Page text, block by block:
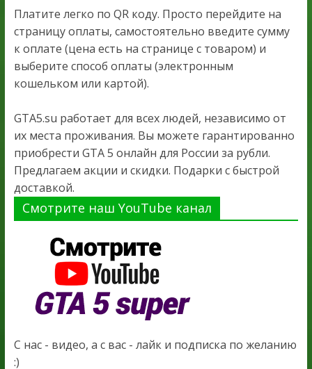
Платите легко по QR коду. Просто перейдите на
страницу оплаты, самостоятельно введите сумму
к оплате (цена есть на странице с товаром) и
выберите способ оплаты (электронным
кошельком или картой).
GTA5.su работает для всех людей, независимо от
их места проживания. Вы можете гарантированно
приобрести GTA 5 онлайн для России за рубли.
Предлагаем акции и скидки. Подарки с быстрой
доставкой.
Смотрите наш YouTube канал
С нас - видео, а с вас - лайк и подписка по желанию
:)